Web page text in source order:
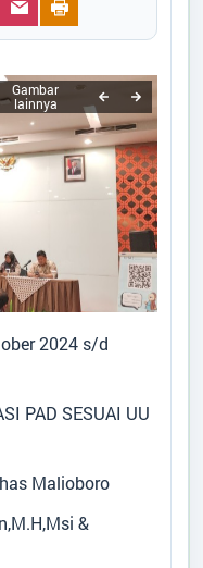
2024 s/d
SESUAI UU
Malioboro
&